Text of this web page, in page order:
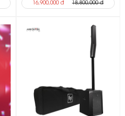
16,900,000 đ 18,800,000 đ